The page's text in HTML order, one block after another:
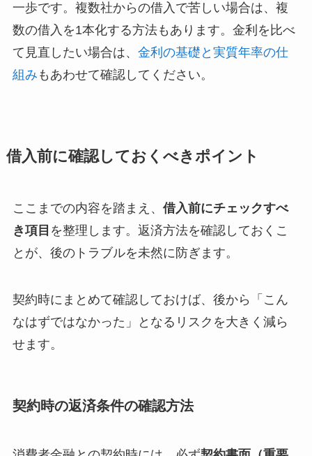
一歩です。複数社からの借入で苦しい場合は、複
数の借入を1本化する方法もあります。金利を比べ
て見直したい場合は、 金利の基礎と実質年率の仕
組み もあわせて確認してください。
借入前に確認しておくべきポイント
ここまでの内容を踏まえ、 借入前にチェックすべ
き項目 を整理します。返済方法を確認しておくこ
とが、後のトラブルを未然に防ぎます。
契約時にまとめて確認しておけば、後から「こん
なはずではなかった」となるリスクを大きく減ら
せます。
契約時の返済条件の確認方法